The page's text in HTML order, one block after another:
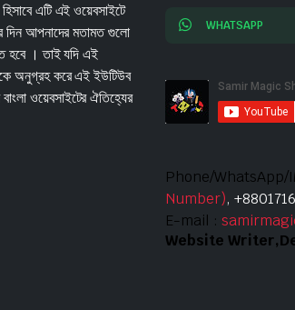
এটি এই ওয়েবসাইটে
দিন আপনাদের মতামত গুলো
হবে । তাই যদি এই
অনুগ্রহ করে এই ইউটিউব
ওয়েবসাইটের ঐতিহ্যের
WHATSAPP
Phone/WhatsApp/
Number),
E-mail :
Website